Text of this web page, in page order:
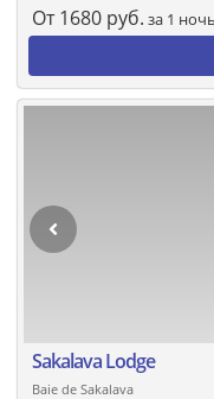
От 1680 руб. за 1 ночь
Sakalava Lodge
Baie de Sakalava